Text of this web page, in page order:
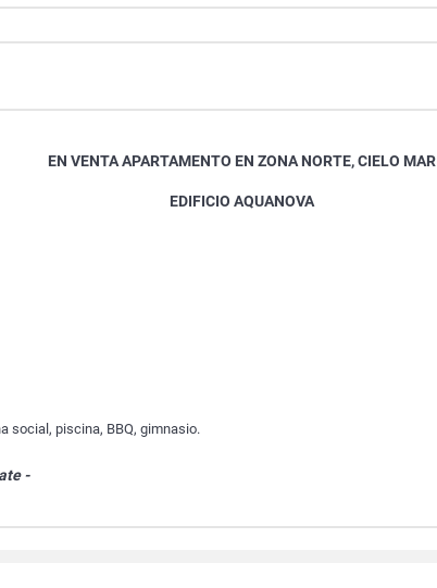
EN VENTA APARTAMENTO EN ZONA NORTE, CIELO MAR
EDIFICIO AQUANOVA
social, piscina, BBQ, gimnasio.
-